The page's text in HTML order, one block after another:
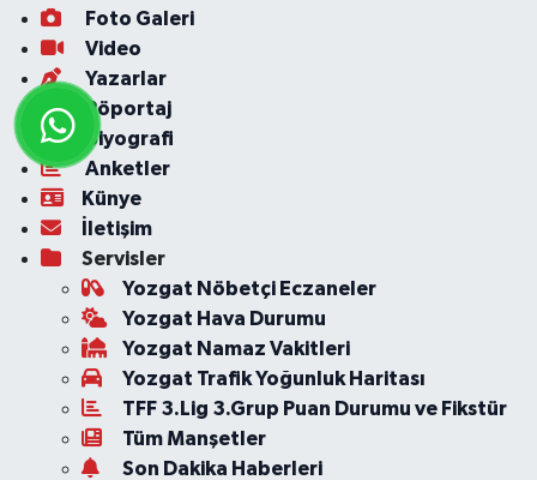
Foto Galeri
Video
Yazarlar
Röportaj
Biyografi
Anketler
Künye
İletişim
Servisler
Yozgat Nöbetçi Eczaneler
Yozgat Hava Durumu
Yozgat Namaz Vakitleri
Yozgat Trafik Yoğunluk Haritası
TFF 3.Lig 3.Grup Puan Durumu ve Fikstür
Tüm Manşetler
Son Dakika Haberleri